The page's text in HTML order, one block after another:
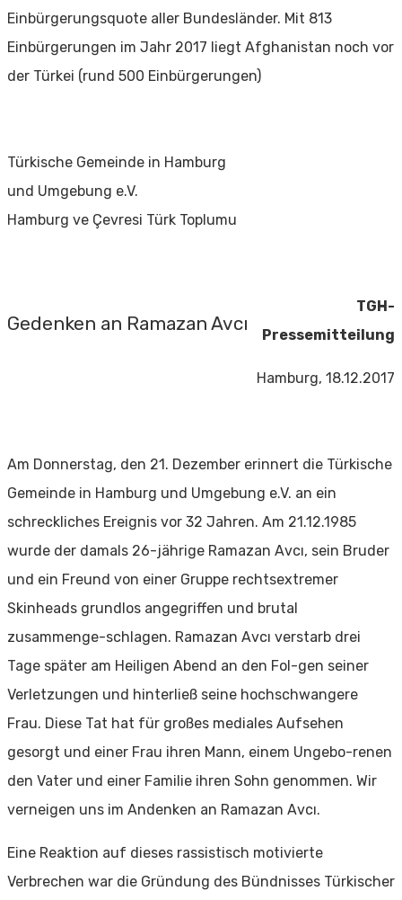
Einbürgerungsquote aller Bundesländer. Mit 813
Einbürgerungen im Jahr 2017 liegt Afghanistan noch vor
der Türkei (rund 500 Einbürgerungen)
Türkische Gemeinde in Hamburg
und Umgebung e.V.
Hamburg ve Çevresi Türk Toplumu
Gedenken an Ramazan Avcı
TGH-
Pressemitteilung
Hamburg, 18.12.2017
Am Donnerstag, den 21. Dezember erinnert die Türkische
Gemeinde in Hamburg und Umgebung e.V. an ein
schreckliches Ereignis vor 32 Jahren. Am 21.12.1985
wurde der damals 26-jährige Ramazan Avcı, sein Bruder
und ein Freund von einer Gruppe rechtsextremer
Skinheads grundlos angegriffen und brutal
zusammenge-schlagen. Ramazan Avcı verstarb drei
Tage später am Heiligen Abend an den Fol-gen seiner
Verletzungen und hinterließ seine hochschwangere
Frau. Diese Tat hat für großes mediales Aufsehen
gesorgt und einer Frau ihren Mann, einem Ungebo-renen
den Vater und einer Familie ihren Sohn genommen. Wir
verneigen uns im Andenken an Ramazan Avcı.
Eine Reaktion auf dieses rassistisch motivierte
Verbrechen war die Gründung des Bündnisses Türkischer